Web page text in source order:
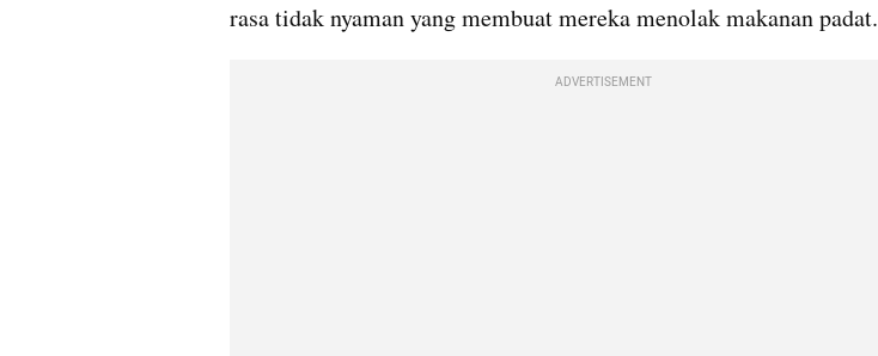
rasa tidak nyaman yang membuat mereka menolak makanan padat.
ADVERTISEMENT